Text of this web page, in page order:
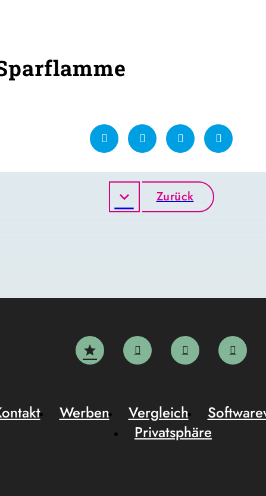
Zurück
Werben Vergleich
Privatsphäre